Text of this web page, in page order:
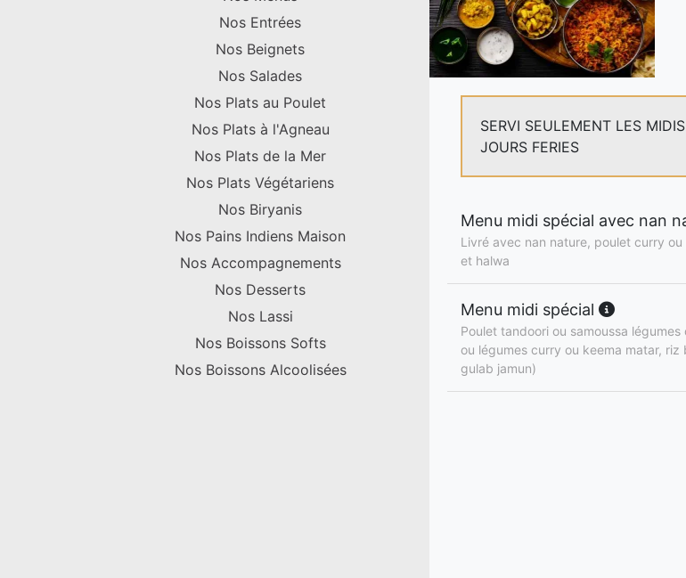
Nos Entrées
Nos Beignets
Nos Salades
Nos Plats au Poulet
Nos Plats à l'Agneau
Nos Plats de la Mer
Nos Plats Végétariens
Nos Biryanis
Nos Pains Indiens Maison
Nos Accompagnements
Nos Desserts
Nos Lassi
Nos Boissons Softs
Nos Boissons Alcoolisées
SERVI SEULEMENT LES
JOURS FERIES
Menu midi spécial avec nan
Livré avec nan nature, poulet curry
et halwa
Menu midi spécial
Poulet tandoori ou samoussa
ou légumes curry ou keema matar,
gulab jamun)